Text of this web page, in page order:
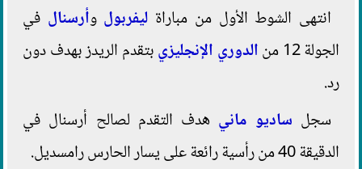
انتهى الشوط الأول من مباراة ليفربول وأرسنال في
الجولة 12 من
الدوري الإنجليزيبتقدم الريدز بهدف دون
رد.
سجل ساديو ماني هدف التقدم لصالح أرسنال في
الدقيقة 40 من رأسية رائعة على يسار الحارس رامسديل.